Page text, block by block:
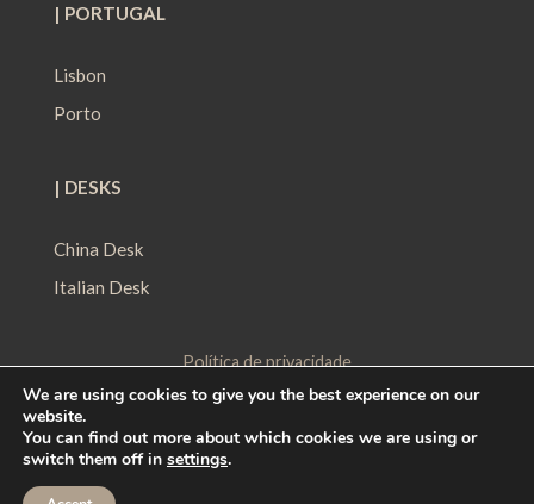
| PORTUGAL
Lisbon
Porto
| DESKS
China Desk
Italian Desk
Política de privacidade
Política de Proteção de Dados
Política de Cookies
We are using cookies to give you the best experience on our
website.
You can find out more about which cookies we are using or
switch them off in settings.